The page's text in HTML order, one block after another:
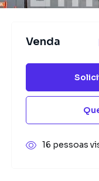
Venda
16 pessoas